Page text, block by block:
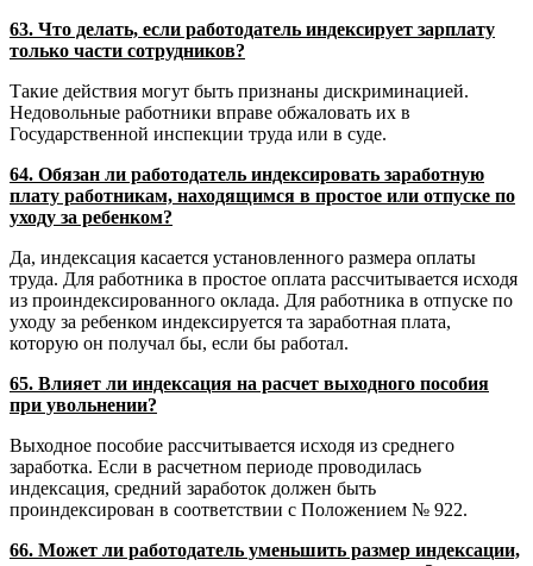
63. Что делать, если работодатель индексирует зарплату
только части сотрудников?
Такие действия могут быть признаны дискриминацией.
Недовольные работники вправе обжаловать их в
Государственной инспекции труда или в суде.
64. Обязан ли работодатель индексировать заработную
плату работникам, находящимся в простое или отпуске по
уходу за ребенком?
Да, индексация касается установленного размера оплаты
труда. Для работника в простое оплата рассчитывается исходя
из проиндексированного оклада. Для работника в отпуске по
уходу за ребенком индексируется та заработная плата,
которую он получал бы, если бы работал.
65. Влияет ли индексация на расчет выходного пособия
при увольнении?
Выходное пособие рассчитывается исходя из среднего
заработка. Если в расчетном периоде проводилась
индексация, средний заработок должен быть
проиндексирован в соответствии с Положением № 922.
66. Может ли работодатель уменьшить размер индексации,